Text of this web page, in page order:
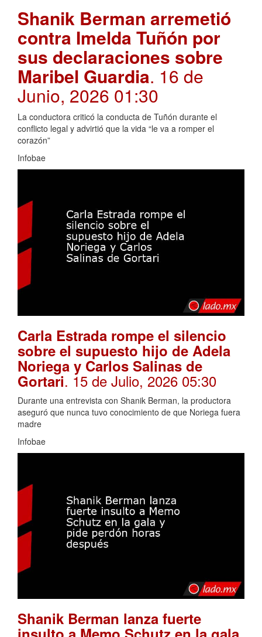
Shanik Berman arremetió
contra Imelda Tuñón por
sus declaraciones sobre
Maribel Guardia. 16 de
Junio, 2026 01:30
La conductora criticó la conducta de Tuñón durante el
conflicto legal y advirtió que la vida “le va a romper el
corazón”
Infobae
Carla Estrada rompe el silencio
sobre el supuesto hijo de Adela
Noriega y Carlos Salinas de
Gortari. 15 de Julio, 2026 05:30
Durante una entrevista con Shanik Berman, la productora
aseguró que nunca tuvo conocimiento de que Noriega fuera
madre
Infobae
Shanik Berman lanza fuerte